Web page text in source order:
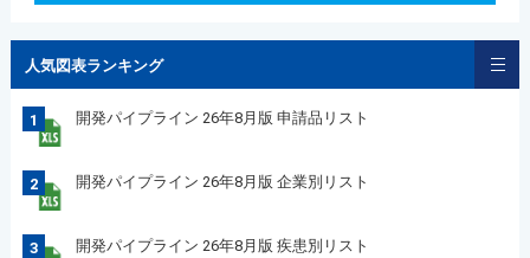
人気図表ランキング
1 開発パイプライン 26年8月版 申請品リスト
2 開発パイプライン 26年8月版 企業別リスト
3 開発パイプライン 26年8月版 疾患別リスト